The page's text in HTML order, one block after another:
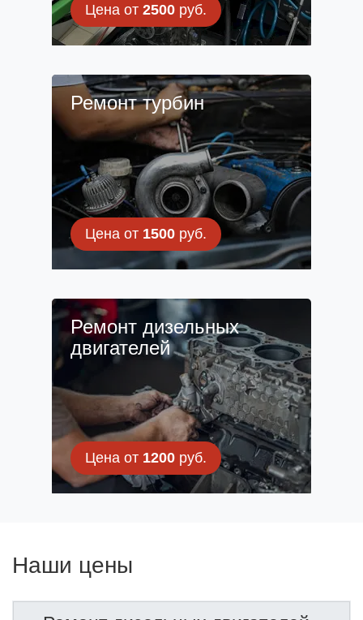
Цена от 2500руб.
Ремонт турбин
Цена от 1500руб.
Ремонт дизельных
двигателей
Цена от 1200руб.
Наши цены